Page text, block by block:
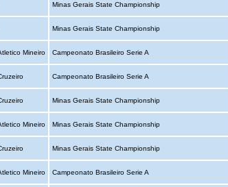
Minas Gerais State Championship
Minas Gerais State Championship
Mineiro Campeonato Brasileiro Serie A
Campeonato Brasileiro Serie A
Minas Gerais State Championship
Mineiro Minas Gerais State Championship
Minas Gerais State Championship
Mineiro Campeonato Brasileiro Serie A